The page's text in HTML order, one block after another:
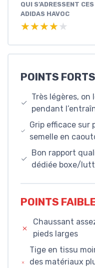
QUI S’ADRESSENT CES
ADIDAS HAVOC
★★★★★
★★★★★
POINTS FORTS
Très légères, on
pendant
Grip efficace sur
semelle en
Bon rapport
dédiée boxe/
POINTS
Chaussant
pieds larges
Tige en tissu
des matériaux